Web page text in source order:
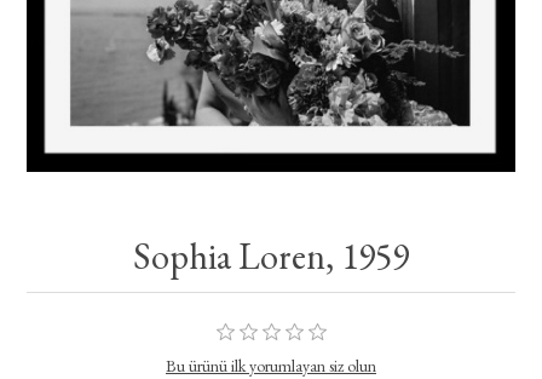
Sophia Loren, 1959
Bu ürünü ilk yorumlayan siz olun